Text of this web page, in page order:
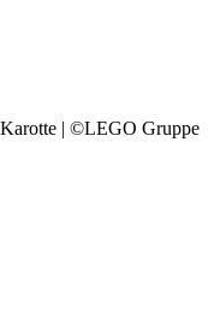
| ©LEGO Gruppe